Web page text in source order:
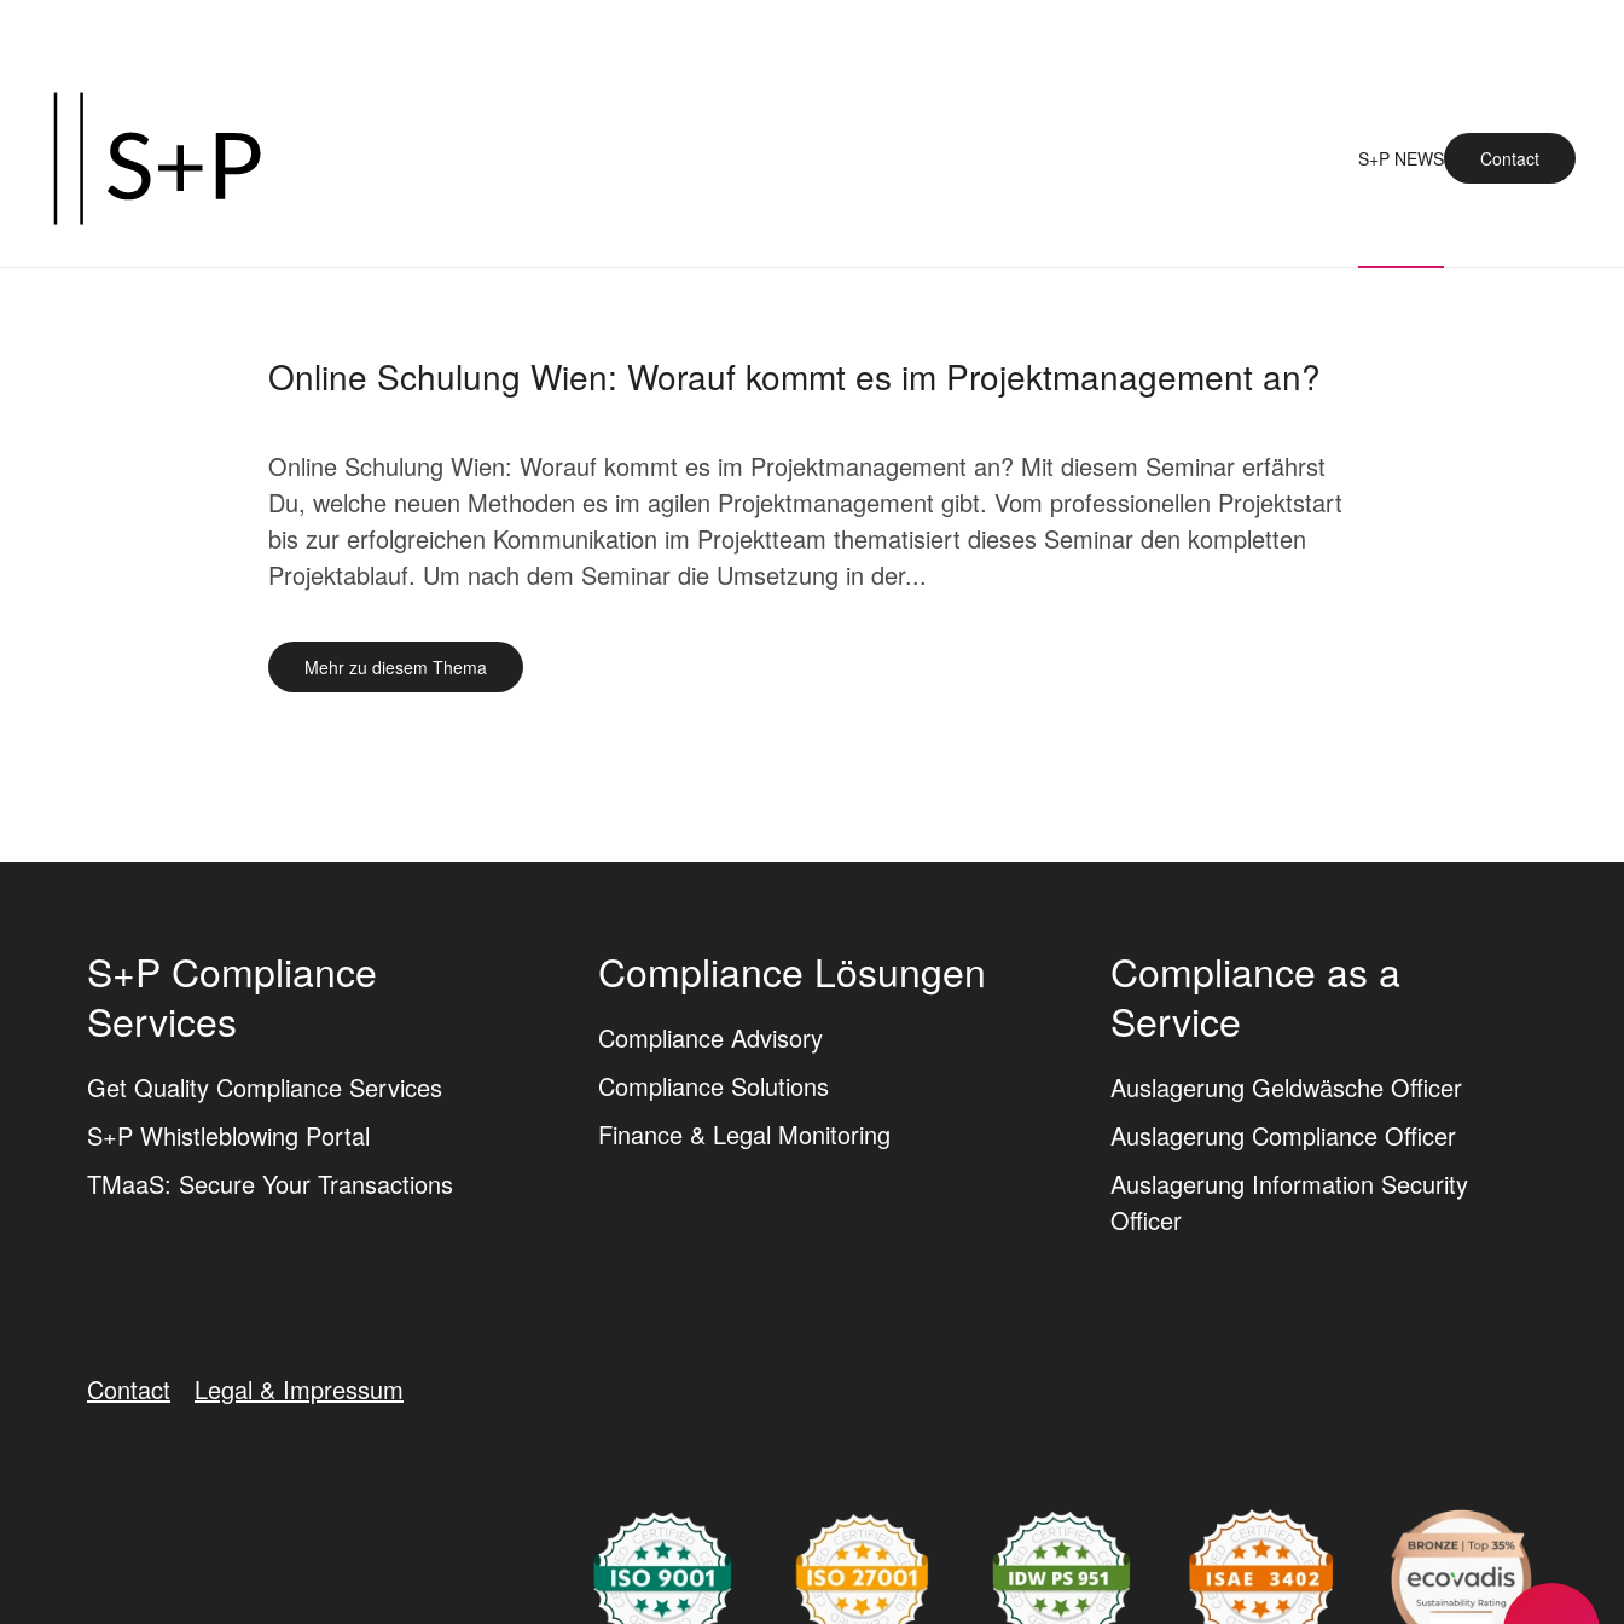
springen
S+P NEWS Contact
Online Schulung Wien: Worauf kommt es im Projektmanagement an?
Online Schulung Wien: Worauf kommt es im Projektmanagement an? Mit diesem Seminar erfährst
Du, welche neuen Methoden es im agilen Projektmanagement gibt. Vom professionellen Projektstart
bis zur erfolgreichen Kommunikation im Projektteam thematisiert dieses Seminar den kompletten
Projektablauf. Um nach dem Seminar die Umsetzung in der...
Mehr zu diesem Thema
S+P Compliance
Services
Get Quality Compliance Services
S+P Whistleblowing Portal
TMaaS: Secure Your Transactions
Compliance Lösungen
Compliance Advisory
Compliance Solutions
Finance & Legal Monitoring
Compliance as a
Service
Auslagerung Geldwäsche Officer
Auslagerung Compliance Officer
Auslagerung Information Security
Officer
Contact Legal & Impressum